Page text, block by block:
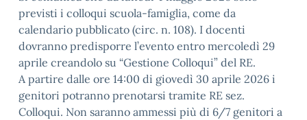
previsti i colloqui scuola-famiglia, come da
calendario pubblicato (circ. n. 108). I docenti
dovranno predisporre l’evento entro mercoledì 29
aprile creandolo su “Gestione Colloqui” del RE.
A partire dalle ore 14:00 di giovedì 30 aprile 2026 i
genitori potranno prenotarsi tramite RE sez.
Colloqui. Non saranno ammessi più di 6/7 genitori a